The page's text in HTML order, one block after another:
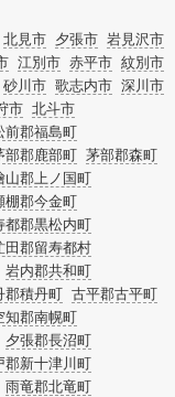
北見市 夕張市 岩見沢市
江別市 赤平市 紋別市
砂川市 歌志内市 深川市
市 北斗市
前郡福島町
部郡鹿部町 茅部郡森町
山郡上ノ国町
棚郡今金町
都郡黒松内町
田郡留寿都村
岩内郡共和町
郡積丹町 古平郡古平町
知郡南幌町
夕張郡長沼町
郡新十津川町
雨竜郡北竜町